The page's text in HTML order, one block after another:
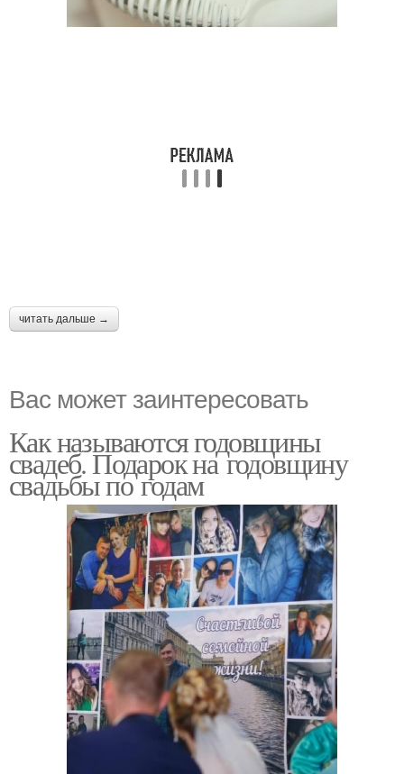
читать дальше →
Вас может заинтересовать
Как называются годовщины
свадеб. Подарок на годовщину
свадьбы по годам